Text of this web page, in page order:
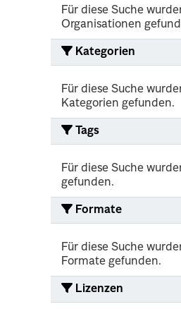
Für diese Suche
Organisationen
Kategorien
Für diese Suche
Kategorien gefunden.
Tags
Für diese Suche
gefunden.
Formate
Für diese Suche
Formate gefunden.
Lizenzen